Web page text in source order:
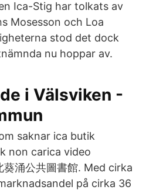
Ica-Stig har tolkats av
Mosesson och Loa
stod det dock
nu hoppar av.
i Välsviken -
saknar ica butik
non carica video
涌公共圖書館. Med cirka
på cirka 36